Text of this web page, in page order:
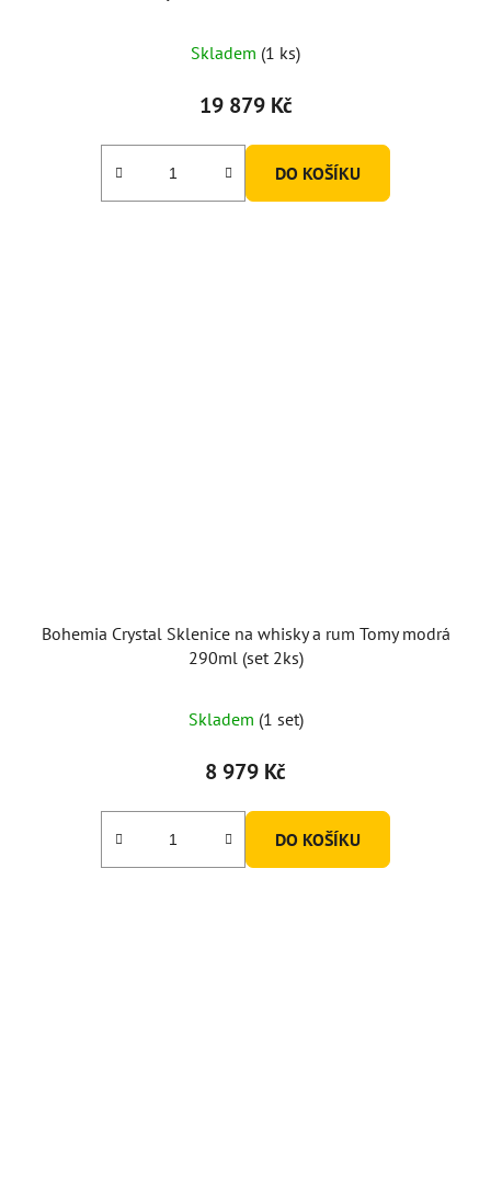
Skladem (1 ks)
19 879 Kč
DO KOŠÍKU
Bohemia Crystal Sklenice na whisky a rum Tomy modrá
290ml (set 2ks)
Skladem (1 set)
8 979 Kč
DO KOŠÍKU